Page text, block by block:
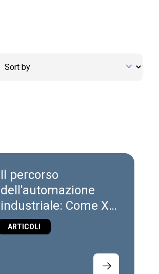
Il percorso
dell'automazione
industriale: Come X
Platform evolve con
l'industria
ARTICOLI